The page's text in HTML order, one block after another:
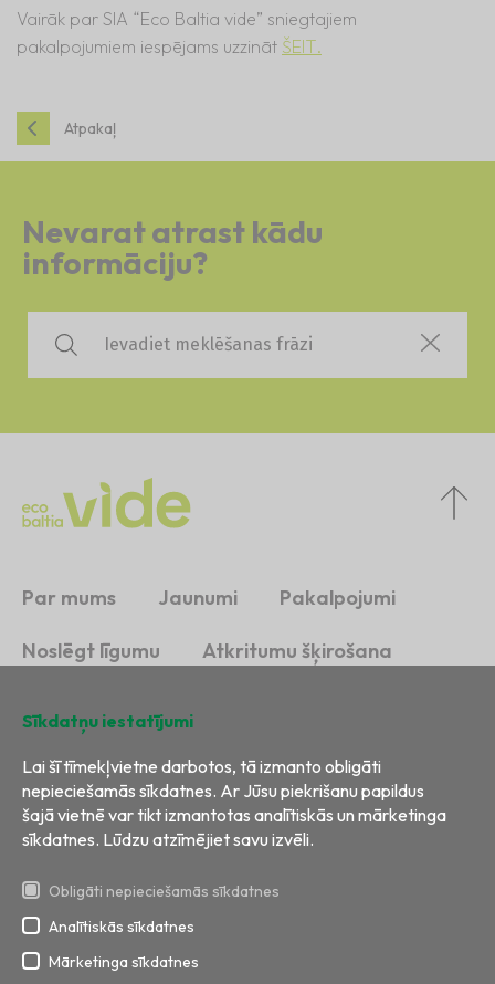
Vairāk par SIA “Eco Baltia vide” sniegtajiem
pakalpojumiem iespējams uzzināt ŠEIT.
Atpakaļ
Nevarat atrast kādu
informāciju?
Par mums Jaunumi Pakalpojumi
Noslēgt līgumu Atkritumu šķirošana
Visas tiesības aizsargātas
Izstrāde:BRIGHT
Sīkdatņu iestatījumi
Lai šī tīmekļvietne darbotos, tā izmanto obligāti
nepieciešamās sīkdatnes. Ar Jūsu piekrišanu papildus
šajā vietnē var tikt izmantotas analītiskās un mārketinga
sīkdatnes. Lūdzu atzīmējiet savu izvēli.
Obligāti nepieciešamās sīkdatnes
Analītiskās sīkdatnes
Mārketinga sīkdatnes